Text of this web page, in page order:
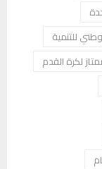
للتنمية
لكرة القدم